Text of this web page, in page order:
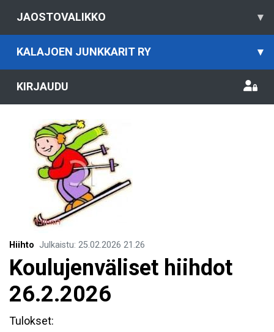
JAOSTOVALIKKO ▾
KALAJOEN JUNKKARIT RY ▾
KIRJAUDU
Hiihto Julkaistu: 25.02.2026 21.26
Koulujenväliset hiihdot
26.2.2026
Tulokset: